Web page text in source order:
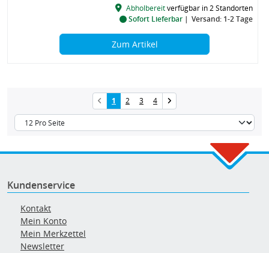
Abholbereitverfügbar in 2 Standorten
Sofort Lieferbar
Versand: 1-2 Tage
Zum Artikel
1 2 3 4
Kundenservice
Kontakt
Mein Konto
Mein Merkzettel
Newsletter